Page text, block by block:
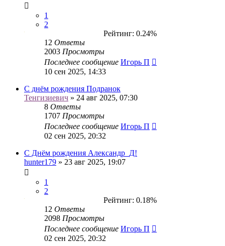
1
2
Рейтинг: 0.24%
12 Ответы
2003 Просмотры
Последнее сообщение Игорь П
10 сен 2025, 14:33
С днём рождения Подранок
Тенгизиевич » 24 авг 2025, 07:30
8 Ответы
1707 Просмотры
Последнее сообщение Игорь П
02 сен 2025, 20:32
С Днём рождения Александр_Д!
hunter179 » 23 авг 2025, 19:07
1
2
Рейтинг: 0.18%
12 Ответы
2098 Просмотры
Последнее сообщение Игорь П
02 сен 2025, 20:32